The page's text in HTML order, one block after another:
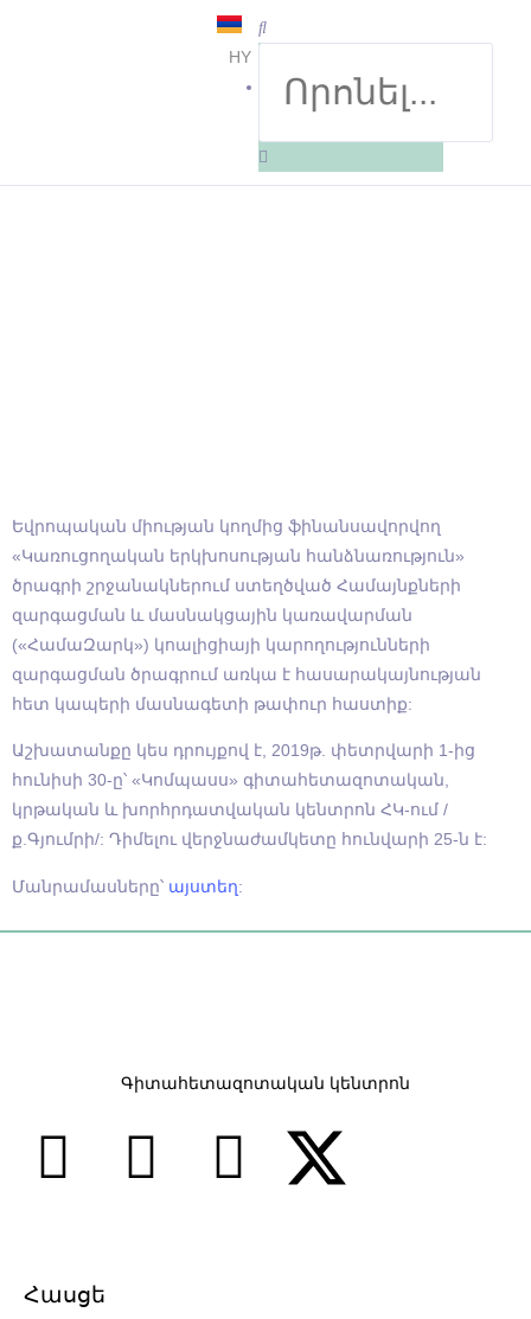
HY
Եվրոպական միության կողմից ֆինանսավորվող
«Կառուցողական երկխոսության հանձնառություն»
ծրագրի շրջանակներում ստեղծված Համայնքների
զարգացման և մասնակցային կառավարման
(«ՀամաԶարկ») կոալիցիայի կարողությունների
զարգացման ծրագրում առկա է հասարակայնության
հետ կապերի մասնագետի թափուր հաստիք:
Աշխատանքը կես դրույքով է, 2019թ. փետրվարի 1-ից
հունիսի 30-ը՝ «Կոմպասս» գիտահետազոտական,
կրթական և խորհրդատվական կենտրոն ՀԿ-ում /
ք.Գյումրի/: Դիմելու վերջնաժամկետը հունվարի 25-ն է:
Մանրամասները՝ այստեղ:
Գիտահետազոտական կենտրոն
Հասցե